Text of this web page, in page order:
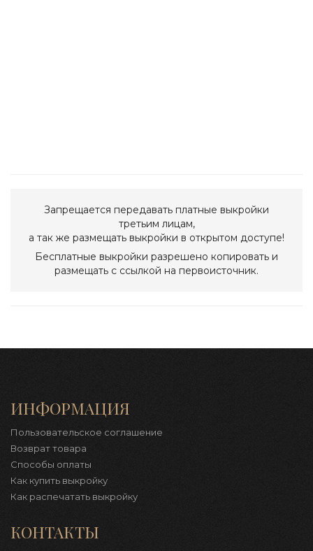
Запрещается передавать платные выкройки
третьим лицам,
а так же размещать выкройки в открытом доступе!
Бесплатные выкройки разрешено копировать и
размещать с ссылкой на первоисточник.
ИНФОРМАЦИЯ
Пользовательское соглашение
Возврат товара
Способы оплаты
Как купить выкройку
Как распечатать выкройку
КОНТАКТЫ